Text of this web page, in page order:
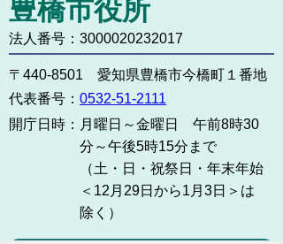
豊橋市役所
法人番号：3000020232017
〒440-8501 愛知県豊橋市今橋町１番地
代表番号： 0532-51-2111
開庁日時： 月曜日～金曜日 午前8時30
分～午後5時15分まで
（土・日・祝祭日・年末年始
＜12月29日から1月3日＞は
除く）